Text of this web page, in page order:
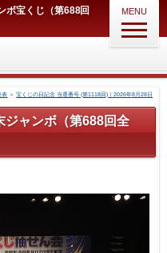
ボ宝くじ（第688回
MENU
表 ＞宝くじの日記念 当選番号 (第1118回)｜2026年8月28日
ジャンボ（第688回全